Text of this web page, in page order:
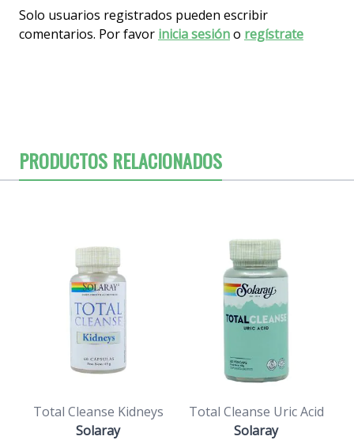
Solo usuarios registrados pueden escribir
comentarios. Por favor inicia sesióno regístrate
PRODUCTOS RELACIONADOS
Total Cleanse Kidneys
Solaray
Total Cleanse Uric Acid
Solaray